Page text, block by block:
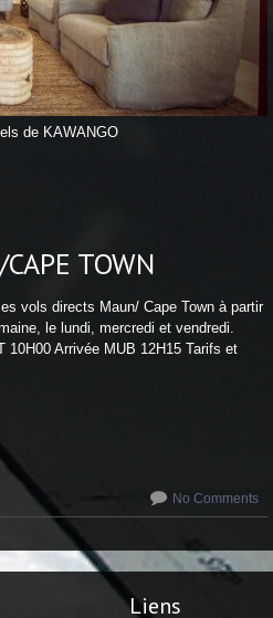
de KAWANGO
TOWN
vols directs Maun/ Cape Town à partir
le lundi, mercredi et vendredi.
10H00 Arrivée MUB 12H15 Tarifs et
No Comments
Liens